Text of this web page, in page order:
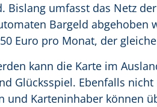
Bislang umfasst das Netz
Bargeld abgehoben
Euro pro Monat, der
kann die Karte im
Glücksspiel. Ebenfalls
und Karteninhaber können